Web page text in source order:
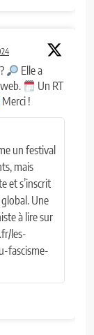
Elle a
Un RT
Merci !
un festival
mais
et s’inscrit
Une
à lire sur
les-
fascisme-